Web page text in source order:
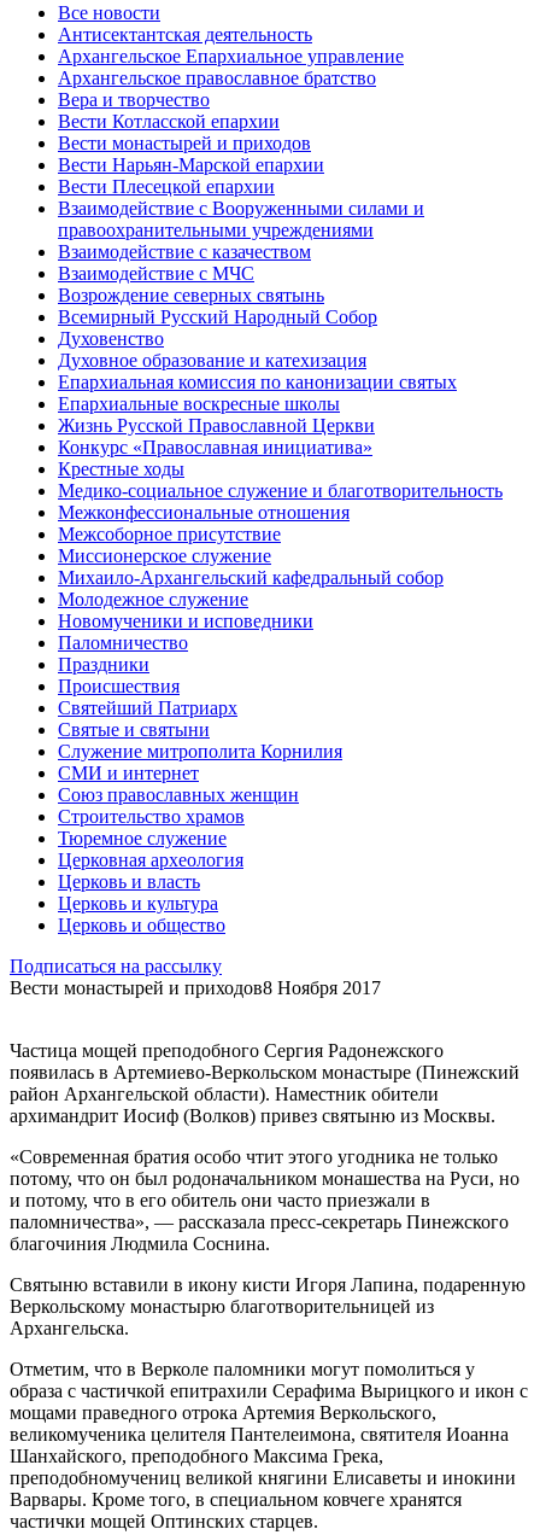
Все новости
Антисектантская деятельность
Архангельское Епархиальное управление
Архангельское православное братство
Вера и творчество
Вести Котласской епархии
Вести монастырей и приходов
Вести Нарьян-Марской епархии
Вести Плесецкой епархии
Взаимодействие с Вооруженными силами и
правоохранительными учреждениями
Взаимодействие с казачеством
Взаимодействие с МЧС
Возрождение северных святынь
Всемирный Русский Народный Собор
Духовенство
Духовное образование и катехизация
Епархиальная комиссия по канонизации святых
Епархиальные воскресные школы
Жизнь Русской Православной Церкви
Конкурс «Православная инициатива»
Крестные ходы
Медико-социальное служение и благотворительность
Межконфессиональные отношения
Межсоборное присутствие
Миссионерское служение
Михаило-Архангельский кафедральный собор
Молодежное служение
Новомученики и исповедники
Паломничество
Праздники
Происшествия
Святейший Патриарх
Святые и святыни
Служение митрополита Корнилия
СМИ и интернет
Союз православных женщин
Строительство храмов
Тюремное служение
Церковная археология
Церковь и власть
Церковь и культура
Церковь и общество
Подписаться на рассылку
Вести монастырей и приходов8 Ноября 2017
Частица мощей преподобного Сергия Радонежского
появилась в Артемиево-Веркольском монастыре (Пинежский
район Архангельской области). Наместник обители
архимандрит Иосиф (Волков) привез святыню из Москвы.
«Современная братия особо чтит этого угодника не только
потому, что он был родоначальником монашества на Руси, но
и потому, что в его обитель они часто приезжали в
паломничества», — рассказала пресс-секретарь Пинежского
благочиния Людмила Соснина.
Святыню вставили в икону кисти Игоря Лапина, подаренную
Веркольскому монастырю благотворительницей из
Архангельска.
Отметим, что в Верколе паломники могут помолиться у
образа с частичкой епитрахили Серафима Вырицкого и икон с
мощами праведного отрока Артемия Веркольского,
великомученика целителя Пантелеимона, святителя Иоанна
Шанхайского, преподобного Максима Грека,
преподобномучениц великой княгини Елисаветы и инокини
Варвары. Кроме того, в специальном ковчеге хранятся
частички мощей Оптинских старцев.